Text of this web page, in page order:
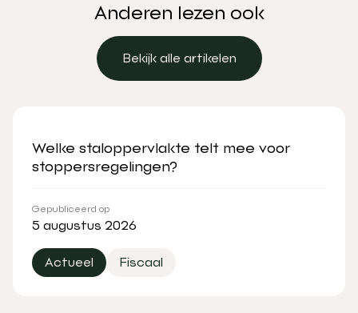
Anderen lezen ook
Bekijk alle artikelen
Welke staloppervlakte telt mee voor
stoppersregelingen?
Gepubliceerd op
5 augustus 2026
Actueel Fiscaal